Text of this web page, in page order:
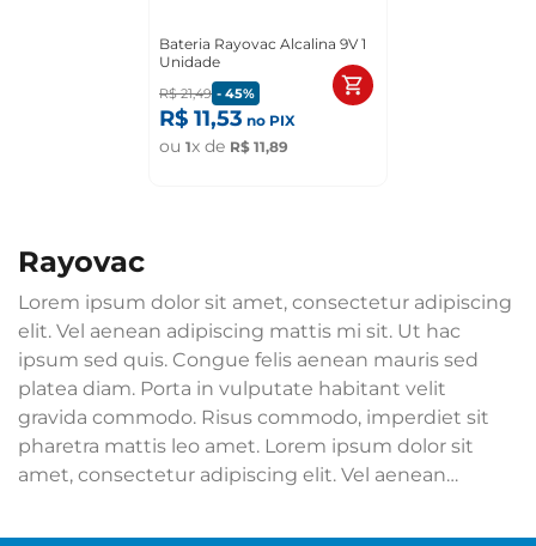
Bateria Rayovac Alcalina 9V 1
Unidade
R$ 21,49 - 45%
R$ 11,53 no PIX
ou 1x de R$ 11,89
rayovac
Lorem ipsum dolor sit amet, consectetur adipiscing
elit. Vel aenean adipiscing mattis mi sit. Ut hac
ipsum sed quis. Congue felis aenean mauris sed
platea diam. Porta in vulputate habitant velit
gravida commodo. Risus commodo, imperdiet sit
pharetra mattis leo amet. Lorem ipsum dolor sit
amet, consectetur adipiscing elit. Vel aenean
Congue felis aenean mauris sed platea diam. Porta